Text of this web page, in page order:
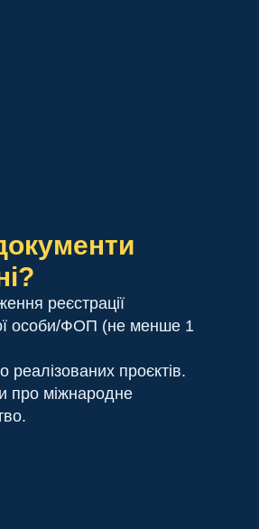
реєстрації
особи/ФОП (не менше 1
реалізованих проєктів.
про міжнародне